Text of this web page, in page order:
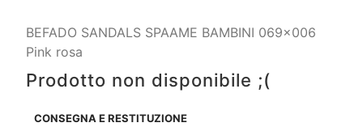
BEFADO SANDALS SPAAME ​​BAMBINI 069x006
Pink rosa
Prodotto non disponibile ;(
CONSEGNA E RESTITUZIONE